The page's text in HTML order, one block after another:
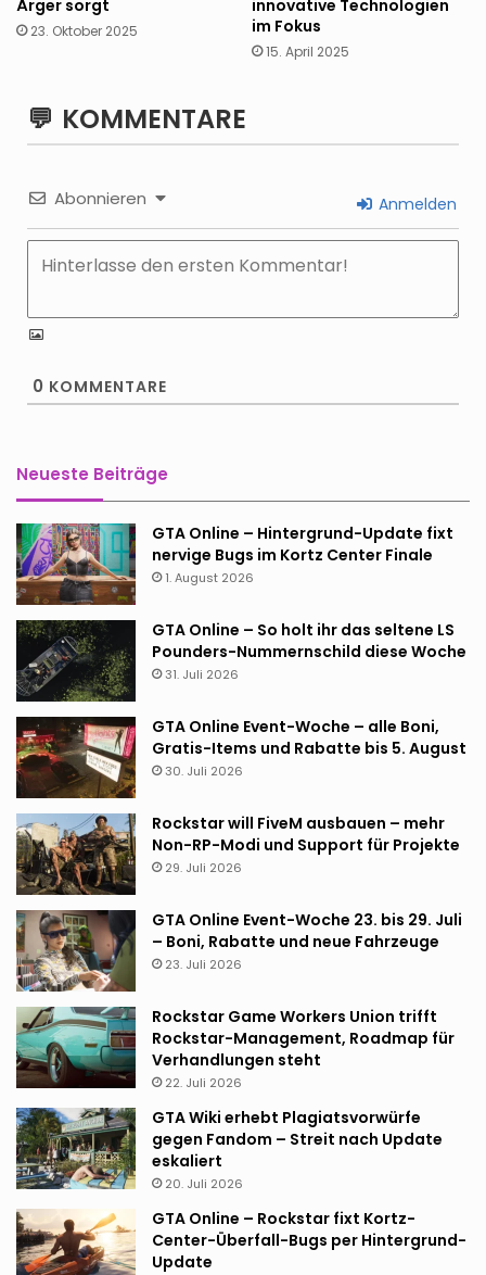
Ärger sorgt
23. Oktober 2025
innovative Technologien
im Fokus
15. April 2025
KOMMENTARE
Abonnieren Anmelden
0 KOMMENTARE
Neueste Beiträge
GTA Online – Hintergrund-Update fixt
nervige Bugs im Kortz Center Finale
1. August 2026
GTA Online – So holt ihr das seltene LS
Pounders-Nummernschild diese Woche
31. Juli 2026
GTA Online Event-Woche – alle Boni,
Gratis-Items und Rabatte bis 5. August
30. Juli 2026
Rockstar will FiveM ausbauen – mehr
Non-RP-Modi und Support für Projekte
29. Juli 2026
GTA Online Event-Woche 23. bis 29. Juli
– Boni, Rabatte und neue Fahrzeuge
23. Juli 2026
Rockstar Game Workers Union trifft
Rockstar-Management, Roadmap für
Verhandlungen steht
22. Juli 2026
GTA Wiki erhebt Plagiatsvorwürfe
gegen Fandom – Streit nach Update
eskaliert
20. Juli 2026
GTA Online – Rockstar fixt Kortz-
Center-Überfall-Bugs per Hintergrund-
Update